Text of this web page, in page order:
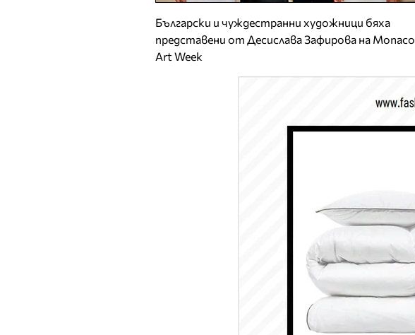
Български и чуждестранни художници бяха
представени от Десислава Зафирова на Monaco
Art Week